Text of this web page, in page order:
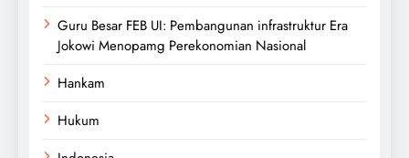
Guru Besar FEB UI: Pembangunan infrastruktur Era
Jokowi Menopamg Perekonomian Nasional
Hankam
Hukum